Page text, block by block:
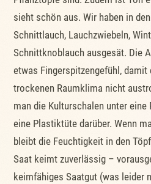
sieht schön aus. Wir haben in
Schnittlauch, Lauchzwiebeln,
Schnittknoblauch ausgesät. Die
etwas Fingerspitzengefühl, damit
trockenen Raumklima nicht
man die Kulturschalen unter
eine Plastiktüte darüber. Wenn
bleibt die Feuchtigkeit in den
Saat keimt zuverlässig –
keimfähiges Saatgut (was leider